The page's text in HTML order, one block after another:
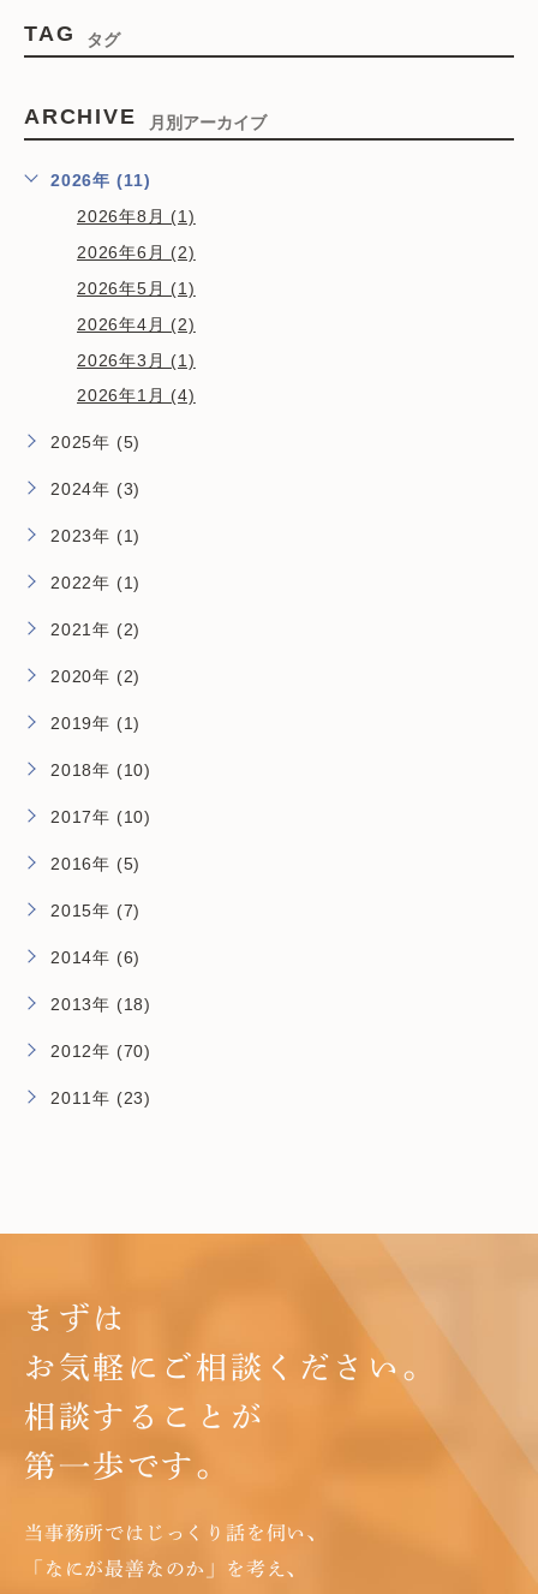
TAG タグ
ARCHIVE 月別アーカイブ
2026年 (11)
2026年8月 (1)
2026年6月 (2)
2026年5月 (1)
2026年4月 (2)
2026年3月 (1)
2026年1月 (4)
2025年 (5)
2024年 (3)
2023年 (1)
2022年 (1)
2021年 (2)
2020年 (2)
2019年 (1)
2018年 (10)
2017年 (10)
2016年 (5)
2015年 (7)
2014年 (6)
2013年 (18)
2012年 (70)
2011年 (23)
まずは
お気軽にご相談ください。
相談することが
第一歩です。
当事務所ではじっくり話を伺い、
「なにが最善なのか」を考え、